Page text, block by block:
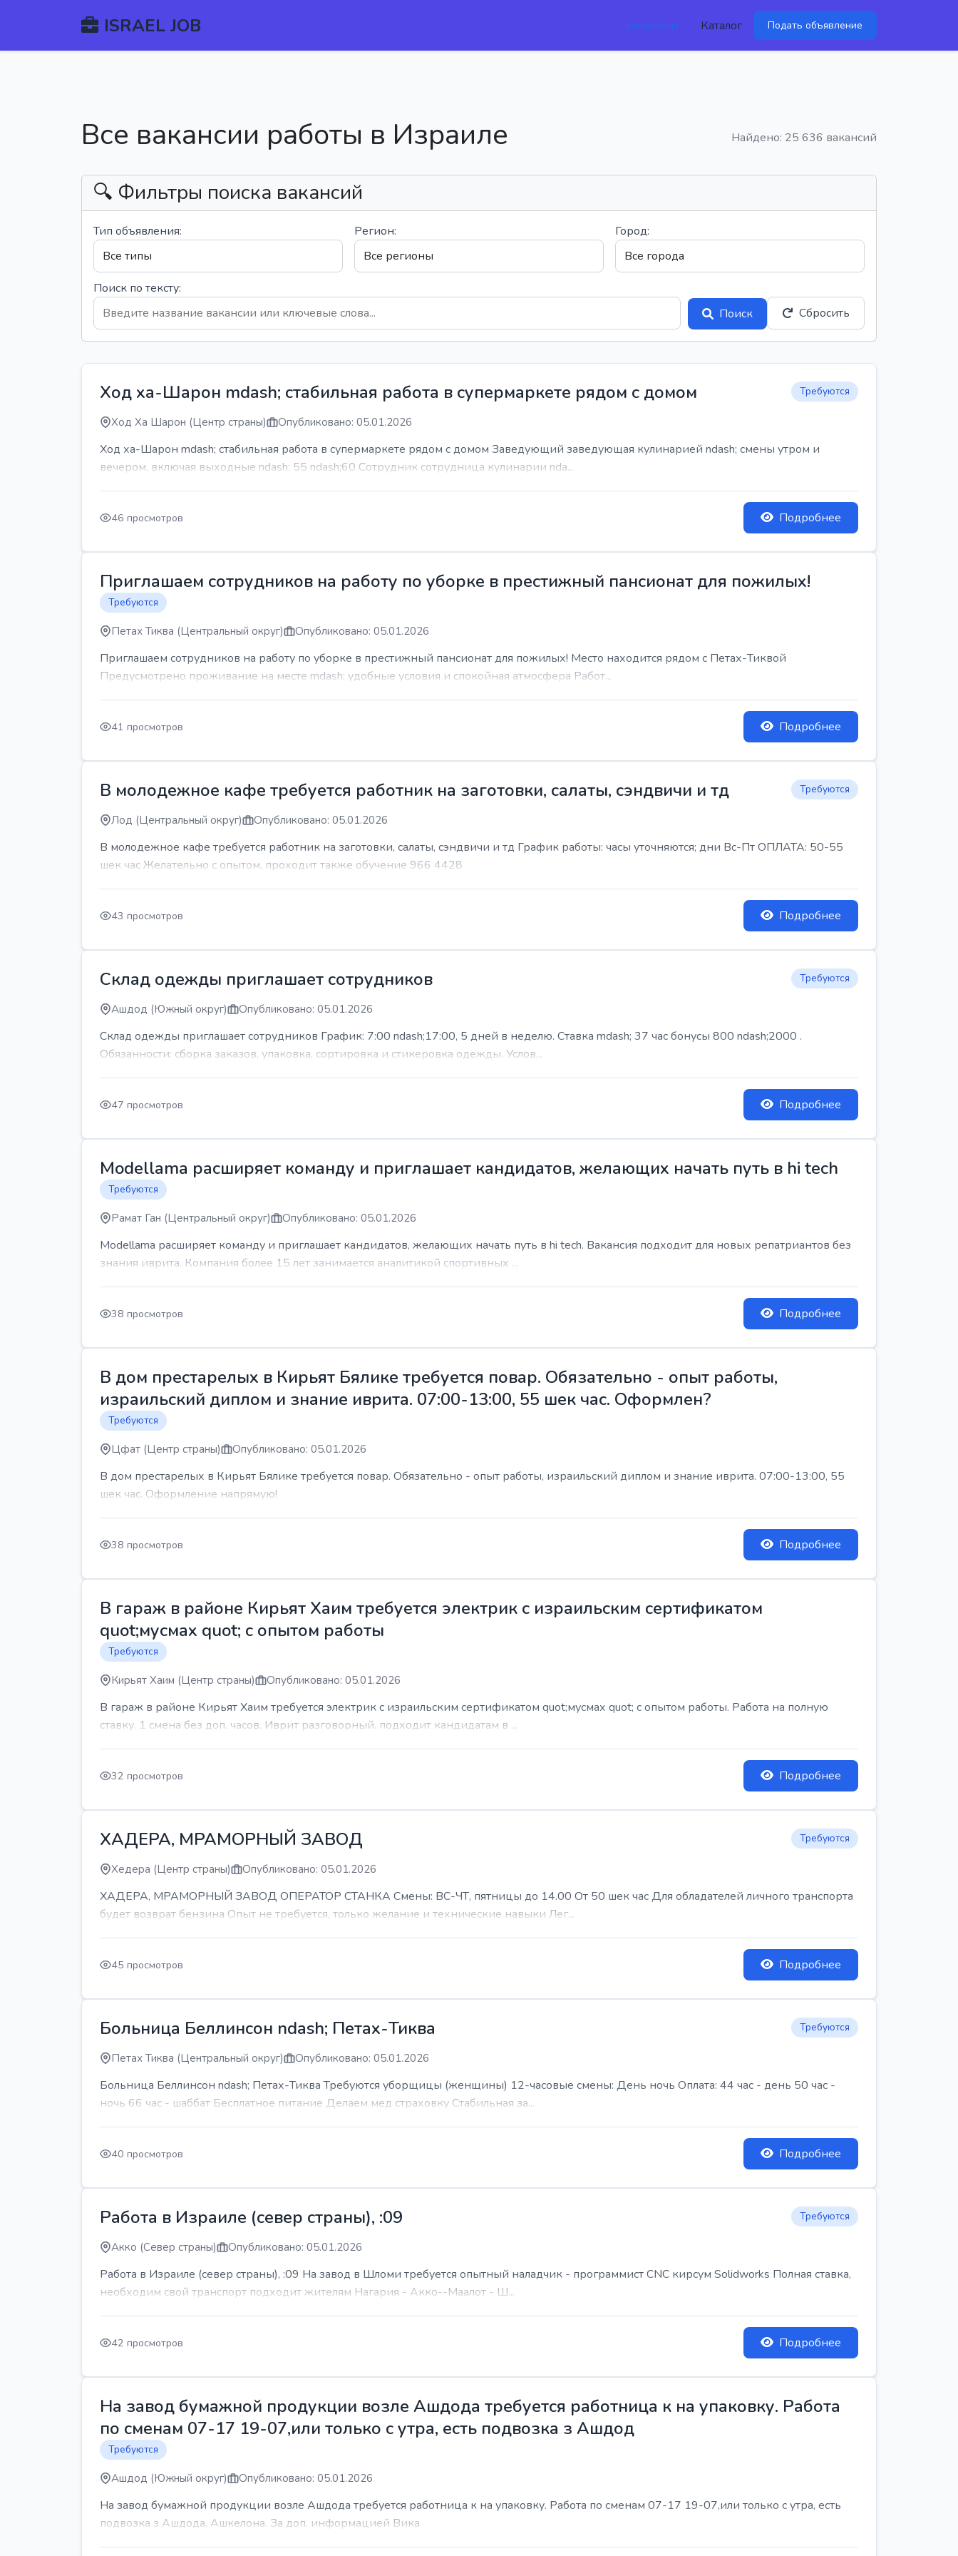
ISRAEL JOB Вакансии Каталог Подать объявление
Все вакансии работы в Израиле Найдено: 25 636 вакансий
🔍 Фильтры поиска вакансий
Тип объявления: Регион: Город:
Поиск по тексту:
Поиск
Сбросить
Ход ха-Шарон mdash; стабильная работа в супермаркете рядом с домом Требуются
Ход Ха Шарон (Центр страны) Опубликовано: 05.01.2026
Ход ха-Шарон mdash; стабильная работа в супермаркете рядом с домом Заведующий заведующая кулинарией ndash; смены утром и
вечером, включая выходные ndash; 55 ndash;60 Сотрудник сотрудница кулинарии nda...
46 просмотров Подробнее
Приглашаем сотрудников на работу по уборке в престижный пансионат для пожилых!
Требуются
Петах Тиква (Центральный округ) Опубликовано: 05.01.2026
Приглашаем сотрудников на работу по уборке в престижный пансионат для пожилых! Место находится рядом с Петах-Тиквой
Предусмотрено проживание на месте mdash; удобные условия и спокойная атмосфера Работ...
41 просмотров Подробнее
В молодежное кафе требуется работник на заготовки, салаты, сэндвичи и тд Требуются
Лод (Центральный округ) Опубликовано: 05.01.2026
В молодежное кафе требуется работник на заготовки, салаты, сэндвичи и тд График работы: часы уточняются; дни Вс-Пт ОПЛАТА: 50-55
шек час Желательно с опытом, проходит также обучение 966 4428
43 просмотров Подробнее
Склад одежды приглашает сотрудников Требуются
Ашдод (Южный округ) Опубликовано: 05.01.2026
Склад одежды приглашает сотрудников График: 7:00 ndash;17:00, 5 дней в неделю. Ставка mdash; 37 час бонусы 800 ndash;2000 .
Обязанности: сборка заказов, упаковка, сортировка и стикеровка одежды. Услов...
47 просмотров Подробнее
Modellama расширяет команду и приглашает кандидатов, желающих начать путь в hi tech
Требуются
Рамат Ган (Центральный округ) Опубликовано: 05.01.2026
Modellama расширяет команду и приглашает кандидатов, желающих начать путь в hi tech. Вакансия подходит для новых репатриантов без
знания иврита. Компания более 15 лет занимается аналитикой спортивных ...
38 просмотров Подробнее
В дом престарелых в Кирьят Бялике требуется повар. Обязательно - опыт работы,
израильский диплом и знание иврита. 07:00-13:00, 55 шек час. Оформлен?
Требуются
Цфат (Центр страны) Опубликовано: 05.01.2026
В дом престарелых в Кирьят Бялике требуется повар. Обязательно - опыт работы, израильский диплом и знание иврита. 07:00-13:00, 55
шек час. Оформление напрямую!
38 просмотров Подробнее
В гараж в районе Кирьят Хаим требуется электрик с израильским сертификатом
quot;мусмах quot; с опытом работы
Требуются
Кирьят Хаим (Центр страны) Опубликовано: 05.01.2026
В гараж в районе Кирьят Хаим требуется электрик с израильским сертификатом quot;мусмах quot; с опытом работы. Работа на полную
ставку. 1 смена без доп. часов. Иврит разговорный. подходит кандидатам в ...
32 просмотров Подробнее
ХАДЕРА, МРАМОРНЫЙ ЗАВОД Требуются
Хедера (Центр страны) Опубликовано: 05.01.2026
ХАДЕРА, МРАМОРНЫЙ ЗАВОД ОПЕРАТОР СТАНКА Смены: ВС-ЧТ, пятницы до 14.00 От 50 шек час Для обладателей личного транспорта
будет возврат бензина Опыт не требуется, только желание и технические навыки Лег...
45 просмотров Подробнее
Больница Беллинсон ndash; Петах-Тиква Требуются
Петах Тиква (Центральный округ) Опубликовано: 05.01.2026
Больница Беллинсон ndash; Петах-Тиква Требуются уборщицы (женщины) 12-часовые смены: День ночь Оплата: 44 час - день 50 час -
ночь 66 час - шаббат Бесплатное питание Делаем мед страховку Стабильная за...
40 просмотров Подробнее
Работа в Израиле (север страны), :09 Требуются
Акко (Север страны) Опубликовано: 05.01.2026
Работа в Израиле (север страны), :09 На завод в Шломи требуется опытный наладчик - программист CNC кирсум Solidworks Полная ставка,
необходим свой транспорт подходит жителям Нагария - Акко--Маалот - Ш...
42 просмотров Подробнее
На завод бумажной продукции возле Ашдода требуется работница к на упаковку. Работа
по сменам 07-17 19-07,или только с утра, есть подвозка з Ашдод
Требуются
Ашдод (Южный округ) Опубликовано: 05.01.2026
На завод бумажной продукции возле Ашдода требуется работница к на упаковку. Работа по сменам 07-17 19-07,или только с утра, есть
подвозка з Ашдода, Ашкелона. За доп. информацией Вика